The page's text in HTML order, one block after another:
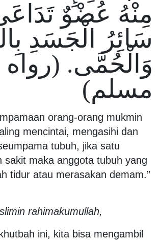
مِنْهُ عُضْوٌ
سَائِرُ الْجَسَدِ
وَالْحُمَّى. (رواه
مسلم)
orang-orang mukmin
mencintai, mengasihi dan
tubuh, jika satu
sakit maka anggota tubuh yang
tidur atau merasakan demam.”
rahimakumullah,
ini, kita bisa mengambil